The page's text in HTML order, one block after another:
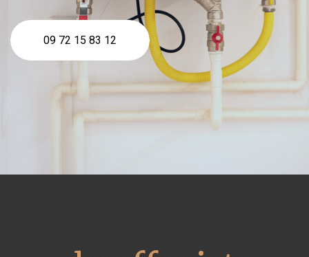
09 72 15 83 12